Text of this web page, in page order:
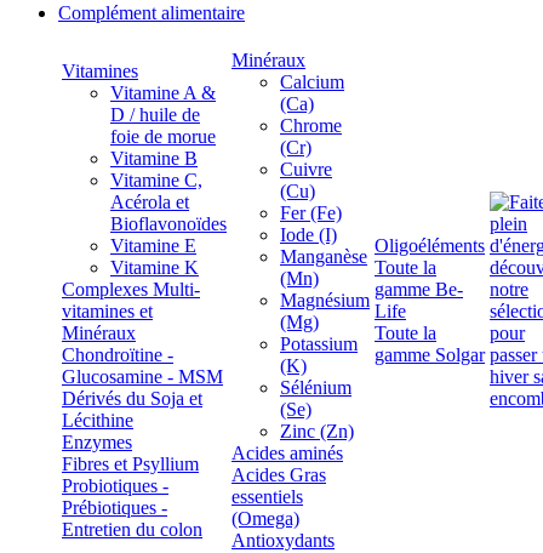
Complément alimentaire
Vitamines
Vitamine A &
D / huile de
foie de morue
Vitamine B
Vitamine C,
Acérola et
Bioflavonoïdes
Vitamine E
Vitamine K
Complexes Multi-
vitamines et
Minéraux
Chondroïtine -
Glucosamine - MSM
Dérivés du Soja et
Lécithine
Enzymes
Fibres et Psyllium
Probiotiques -
Prébiotiques -
Entretien du colon
Minéraux
Calcium
(Ca)
Chrome
(Cr)
Cuivre
(Cu)
Fer (Fe)
Iode (I)
Manganèse
(Mn)
Magnésium
(Mg)
Potassium
(K)
Sélénium
(Se)
Zinc (Zn)
Acides aminés
Acides Gras
essentiels
(Omega)
Antioxydants
Oligoéléments
Toute la
gamme Be-
Life
Toute la
gamme Solgar